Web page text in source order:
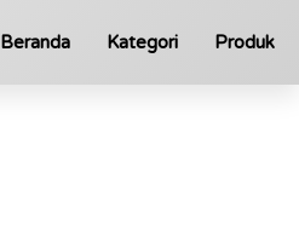
Beranda Kategori Produk